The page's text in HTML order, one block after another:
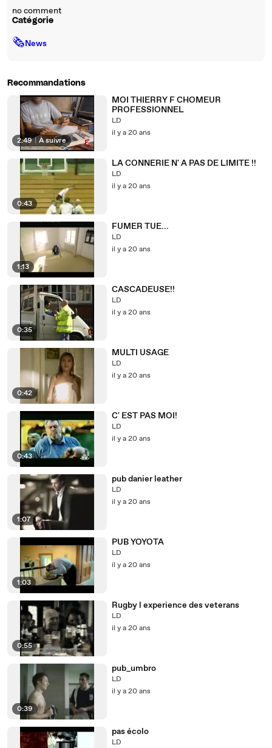
no comment
Catégorie
🗞News
Recommandations
2:49 | À suivre
MOI THIERRY F CHOMEUR
PROFESSIONNEL
LD
il y a 20 ans
0:43
LA CONNERIE N' A PAS DE LIMITE !!
LD
il y a 20 ans
1:13
FUMER TUE...
LD
il y a 20 ans
0:35
CASCADEUSE!!
LD
il y a 20 ans
0:42
MULTI USAGE
LD
il y a 20 ans
0:43
C' EST PAS MOI!
LD
il y a 20 ans
1:07
pub danier leather
LD
il y a 20 ans
1:03
PUB YOYOTA
LD
il y a 20 ans
0:55
Rugby l experience des veterans
LD
il y a 20 ans
0:39
pub_umbro
LD
il y a 20 ans
pas écolo
LD